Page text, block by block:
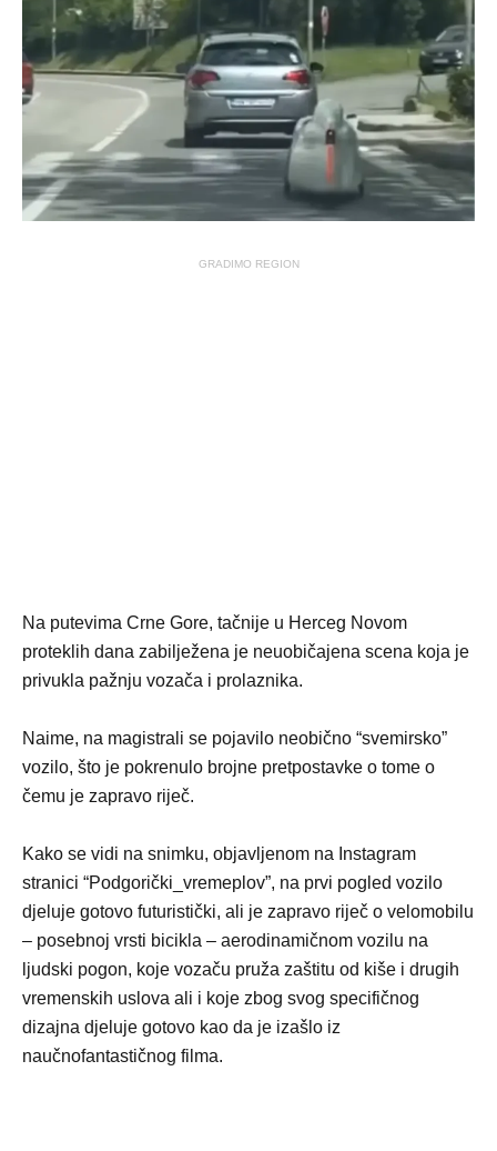
GRADIMO REGION
Na putevima Crne Gore, tačnije u Herceg Novom
proteklih dana zabilježena je neuobičajena scena koja je
privukla pažnju vozača i prolaznika.
Naime, na magistrali se pojavilo neobično “svemirsko”
vozilo, što je pokrenulo brojne pretpostavke o tome o
čemu je zapravo riječ.
Kako se vidi na snimku, objavljenom na Instagram
stranici “Podgorički_vremeplov”, na prvi pogled vozilo
djeluje gotovo futuristički, ali je zapravo riječ o velomobilu
– posebnoj vrsti bicikla – aerodinamičnom vozilu na
ljudski pogon, koje vozaču pruža zaštitu od kiše i drugih
vremenskih uslova ali i koje zbog svog specifičnog
dizajna djeluje gotovo kao da je izašlo iz
naučnofantastičnog filma.